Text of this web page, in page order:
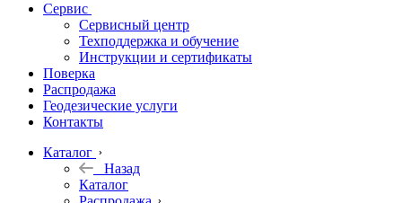
Софт
Георадары
Акции
Гидрография
Подбор
оборудования
по задачам
Архив
Геодезическое
Сервис
Сервисный центр
Техподдержка и обучение
Инструкции и сертификаты
Поверка
Распродажа
Геодезические услуги
Контакты
Каталог
Назад
Каталог